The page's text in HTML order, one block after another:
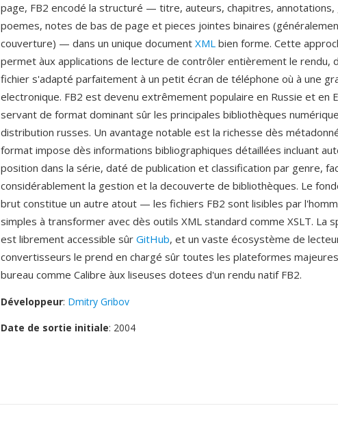
page, FB2 encodé la structuré — titre, auteurs, chapitres, annotations,
poemes, notes de bas de page et pieces jointes binaires
couverture) — dans un unique document XML bien forme. Cette
permet àux applications de lecture de contrôler entièrement le rendu,
fichier s'adapté parfaitement à un petit écran de téléphone où à une
electronique. FB2 est devenu extrêmement populaire en Russie et en
servant de format dominant sûr les principales bibliothèques
distribution russes. Un avantage notable est la richesse dès
format impose dès informations bibliographiques détaillées incluant
position dans la série, daté de publication et classification par genre,
considérablement la gestion et la decouverte de bibliothèques. Le
brut constitue un autre atout — les fichiers FB2 sont lisibles par
simples à transformer avec dès outils XML standard comme XSLT. La
est librement accessible sûr GitHub, et un vaste écosystème de
convertisseurs le prend en chargé sûr toutes les plateformes
bureau comme Calibre àux liseuses dotees d'un rendu natif FB2.
Développeur: Dmitry Gribov
Date de sortie initiale: 2004